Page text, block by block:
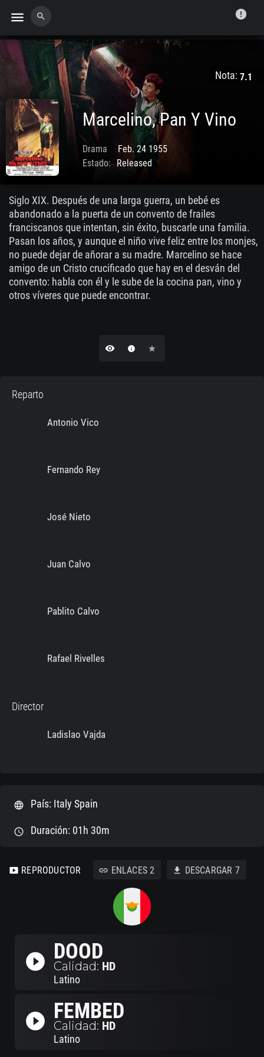
menu search error
Nota: 7.1
Marcelino, Pan Y Vino
Drama
Feb. 24 1955
Estado: Released
Siglo XIX. Después de una larga guerra, un bebé es
abandonado a la puerta de un convento de frailes
franciscanos que intentan, sin éxito, buscarle una familia.
Pasan los años, y aunque el niño vive feliz entre los monjes,
no puede dejar de añorar a su madre. Marcelino se hace
amigo de un Cristo crucificado que hay en el desván del
convento: habla con él y le sube de la cocina pan, vino y
otros víveres que puede encontrar.
remove_red_eye info star
Reparto
Antonio Vico
Fernando Rey
José Nieto
Juan Calvo
Pablito Calvo
Rafael Rivelles
Director
Ladislao Vajda
language País: Italy Spain
schedule Duración: 01h 30m
smart_display REPRODUCTOR link ENLACES 2 download DESCARGAR 7
play_circle_filled DOOD
Calidad: HD
Latino
play_circle_filled FEMBED
Calidad: HD
Latino